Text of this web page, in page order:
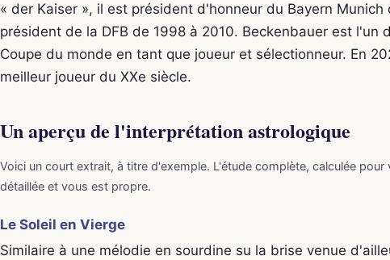
« der Kaiser », il est président d'honneur du Bayern
président de la DFB de 1998 à 2010. Beckenbauer est l'un
Coupe du monde en tant que joueur et sélectionneur. En
meilleur joueur du XXe siècle.
Un aperçu de l'interprétation astrologique
Voici un court extrait, à titre d'exemple. L'étude complète, calculée pour
détaillée et vous est propre.
Le Soleil en Vierge
Similaire à une mélodie en sourdine su la brise venue